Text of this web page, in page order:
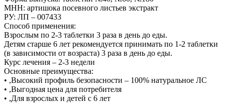
МНН: артишока посевного листьев экстракт
РУ: ЛП – 007433
Способ применения:
Взрослым по 2-3 таблетки 3 раза в день до еды.
Детям старше 6 лет рекомендуется принимать по 1-2 таблетки
(в зависимости от возраста) 3 раза в день до еды.
Курс лечения – 2-3 недели
Основные преимущества:
• ,Высокий профиль безопасности – 100% натуральное ЛС
• ,Выгодная цена для потребителя
• ,Для взрослых и детей с 6 лет